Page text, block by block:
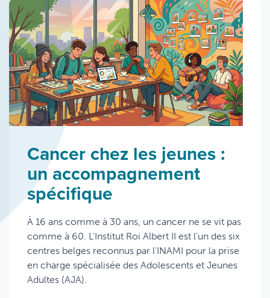
L’excellence en
cancérologie réunie sous
un même toit
Depuis septembre 2025, les équipes de
cancérologie des Cliniques universitaires Saint-
Luc vous accueillent au sein du nouvel Institut Roi
Cancer chez les jeunes :
un accompagnement
spécifique
À 16 ans comme à 30 ans, un cancer ne se vit pas
comme à 60. L'Institut Roi Albert II est l'un des six
centres belges reconnus par l'INAMI pour la prise
en charge spécialisée des Adolescents et Jeunes
Adultes (AJA).
Des soins au niveau des
meilleurs centres
d'Europe
L'Institut Roi Albert II s'est engagé dans la
certification européenne des Centres de Soins
Intégrés en Cancérologie (EUnetCCC), une